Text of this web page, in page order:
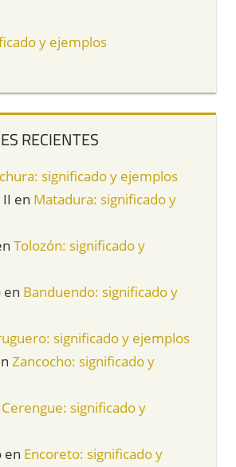
y ejemplos
RECIENTES
significado y ejemplos
en Matadura: significado y
Tolozón: significado y
en Banduendo: significado y
significado y ejemplos
Zancocho: significado y
Cerengue: significado y
en Encoreto: significado y